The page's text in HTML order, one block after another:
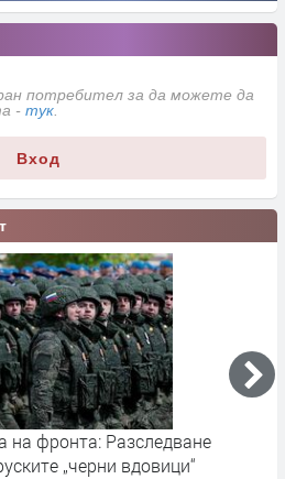
потребител за да можете да
- тук
Вход
на фронта: Разследване
„черни вдовици“